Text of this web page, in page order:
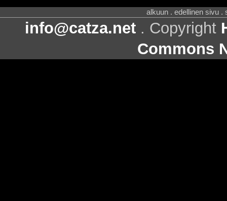
alkuun . edellinen sivu .
info@catza.net . Copyright
Commons